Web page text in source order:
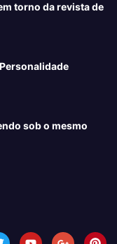
torno da revista de
sob o mesmo